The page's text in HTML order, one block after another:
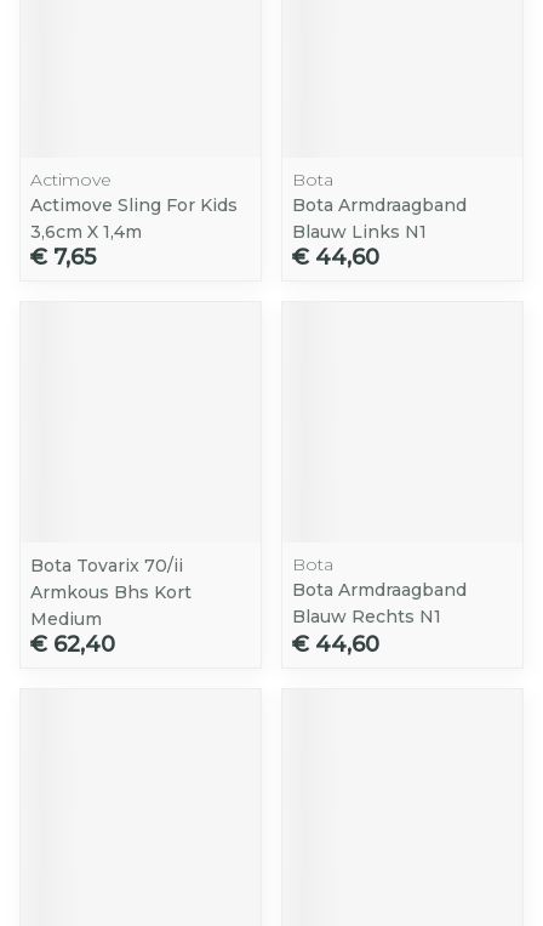
Actimove
Actimove Sling For Kids
3,6cm X 1,4m
€ 7,65
Bota
Bota Armdraagband
Blauw Links N1
€ 44,60
Bota Tovarix 70/ii
Armkous Bhs Kort
Medium
€ 62,40
Bota
Bota Armdraagband
Blauw Rechts N1
€ 44,60